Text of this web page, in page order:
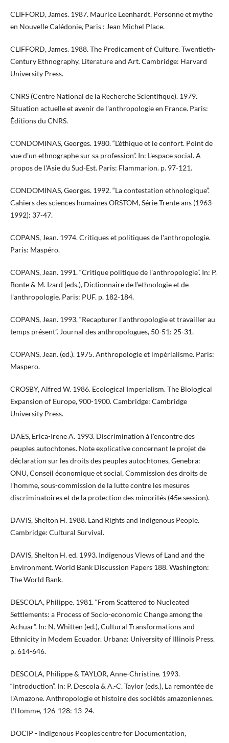
CLIFFORD, James. 1987. Maurice Leenhardt. Personne et mythe
en Nouvelle Calédonie, Paris : Jean Michel Place.
CLIFFORD, James. 1988. The Predicament of Culture. Twentieth-
Century Ethnography, Literature and Art. Cambridge: Harvard
University Press.
CNRS (Centre National de la Recherche Scientifique). 1979.
Situation actuelle et avenir de l'anthropologie en France. Paris:
Éditions du CNRS.
CONDOMINAS, Georges. 1980. “L'éthique et le confort. Point de
vue d'un ethnographe sur sa profession”. In: L'espace social. A
propos de l'Asie du Sud-Est. Paris: Flammarion. p. 97-121.
CONDOMINAS, Georges. 1992. “La contestation ethnologique”.
Cahiers des sciences humaines ORSTOM, Série Trente ans (1963-
1992): 37-47.
COPANS, Jean. 1974. Critiques et politiques de l'anthropologie.
Paris: Maspéro.
​​​COPANS, Jean. 1991. “Critique politique de l'anthropologie”. In: P.
Bonte & M. Izard (eds.), Dictionnaire de l'ethnologie et de
l'anthropologie. Paris: PUF. p. 182-184.
COPANS, Jean. 1993. “Recapturer l'anthropologie et travailler au
temps présent”. Journal des anthropologues, 50-51: 25-31.
COPANS, Jean. (ed.). 1975. Anthropologie et impérialisme. Paris:
Maspero.
CROSBY, Alfred W. 1986. Ecological Imperialism. The Biological
Expansion of Europe, 900-1900. Cambridge: Cambridge
University Press.
DAES, Erica-Irene A. 1993. Discrimination à l'encontre des
peuples autochtones. Note explicative concernant le projet de
déclaration sur les droits des peuples autochtones, Genebra:
ONU, Conseil économique et social, Commission des droits de
l'homme, sous-commission de la lutte contre les mesures
discriminatoires et de la protection des minorités (45e session).
DAVIS, Shelton H. 1988. Land Rights and Indigenous People.
Cambridge: Cultural Survival.
DAVIS, Shelton H. ed. 1993. Indigenous Views of Land and the
Environment. World Bank Discussion Papers 188. Washington:
The World Bank.
DESCOLA, Philippe. 1981. “From Scattered to Nucleated
Settlements: a Process of Socio-economic Change among the
Achuar”. In: N. Whitten (ed.), Cultural Transformations and
Ethnicity in Modem Ecuador. Urbana: University of Illinois Press.
p. 614-646.
DESCOLA, Philippe & TAYLOR, Anne-Christine. 1993.
“Introduction”. In: P. Descola & A.-C. Taylor (eds.), La remontée de
l'Amazone. Anthropologie et histoire des sociétés amazoniennes.
L'Homme, 126-128: 13-24.
DOCIP - Indigenous Peoples’centre for Documentation,